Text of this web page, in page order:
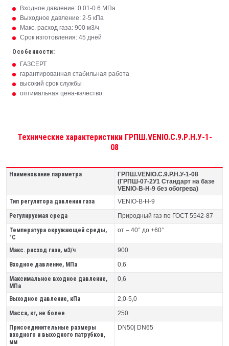
Входное давление: 0.01-0.6 МПа
Выходное давление: 2-5 кПа
Макс. расход газа: 900 м3/ч
Срок изготовления: 45 дней
Особенности:
ГАЗСЕРТ
гарантированная стабильная работа
высокий срок службы
оптимальная цена-качество.
Технические характеристики ГРПШ.VENIO.С.9.Р.Н.У-1-
08
Наименование параметра
ГРПШ.VENIO.С.9.Р.Н.У-1-08
(ГРПШ-07-2У1 Стандарт на базе
VENIO-B-Н-9 без обогрева)
Тип регулятора давления газа
VENIO-B-H-9
Регулируемая среда
Природный газ по ГОСТ 5542-87
Температура окружающей среды,
°C
от – 40° до +60°
Макс. расход газа, м3/ч
900
Входное давление, МПа
0,6
Максимальное входное давление,
МПа
0,6
Выходное давление, кПа
2,0-5,0
Масса, кг, не более
250
Присоединительные размеры
входного и выходного патрубков,
мм
DN50| DN65